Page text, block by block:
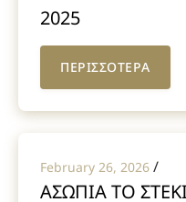
2025
ΠΕΡΙΣΣΟΤΕΡΑ
February 26, 2026 /
ΑΣΩΠΙΑ ΤΟ